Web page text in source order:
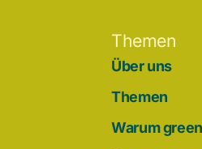
Themen
Über uns
Themen
Warum